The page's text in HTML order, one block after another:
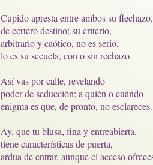
Cupido apresta entre ambos su flechazo,
de certero destino; su criterio,
arbitrario y caótico, no es serio,
lo es su secuela, con o sin rechazo.
Así vas por calle, revelando
poder de seducción; a quién o cuándo
enigma es que, de pronto, no esclareces.
Ay, que tu blusa, fina y entreabierta,
tiene características de puerta,
ardua de entrar, aunque el acceso